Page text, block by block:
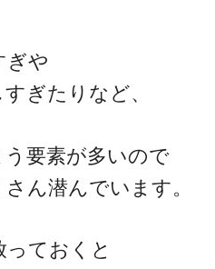
ぎや
ぎたりなど、
要素が多いので
ん潜んでいます。
ておくと